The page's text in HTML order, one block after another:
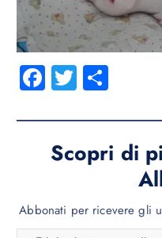
Fa
ce
b
o
T
wi
tt
er
n
di
di
Scopri di
Abbonati per ricevere gli